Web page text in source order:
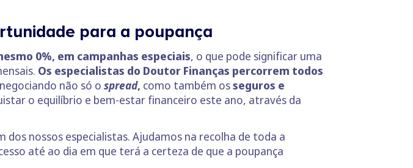
para a poupança
0%, em campanhas especiais, o que pode significar uma
Os especialistas do Doutor Finanças percorrem todos
não só o spread, como também osseguros e
o equilíbrio e bem-estar financeiro este ano, através da
nossos especialistas. Ajudamos na recolha de toda a
até ao dia em que terá a certeza de que a poupança